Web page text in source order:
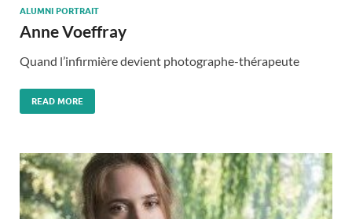
ALUMNI PORTRAIT
Anne Voeffray
Quand l’infirmière devient photographe-thérapeute
READ MORE